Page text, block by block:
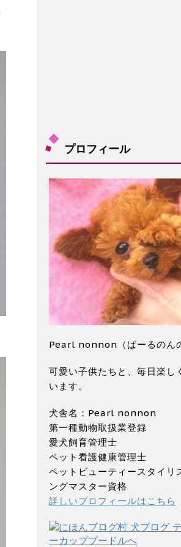
プロフィール
Pearl nonnon（ぱーるのん
可愛い子供たちと、毎日楽し
います。
犬舎名：Pearl nonnon
第一種動物取扱業登録
愛犬飼育管理士
ペット看護健康管理士
ペットビューティースタイリ
ングマスター資格
詳しいプロフィールはこちら